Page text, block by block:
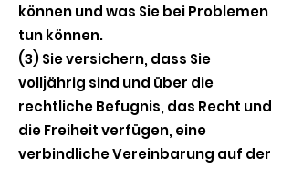
können und was Sie bei Problemen
tun können.
(3) Sie versichern, dass Sie
volljährig sind und über die
rechtliche Befugnis, das Recht und
die Freiheit verfügen, eine
verbindliche Vereinbarung auf der